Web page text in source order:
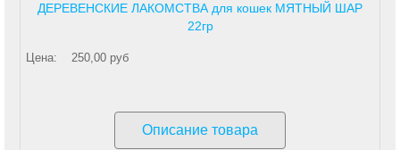
ДЕРЕВЕНСКИЕ ЛАКОМСТВА для кошек МЯТНЫЙ ШАР
22гр
Цена: 250,00 руб
Описание товара